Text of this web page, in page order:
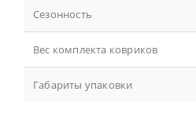
Сезонность
Вес комплекта ковриков
Габариты упаковки